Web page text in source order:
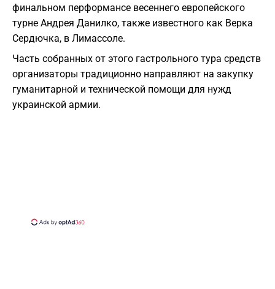
финальном перформансе весеннего европейского
турне Андрея Данилко, также известного как Верка
Сердючка, в Лимассоле.
Часть собранных от этого гастрольного тура средств
организаторы традиционно направляют на закупку
гуманитарной и технической помощи для нужд
украинской армии.